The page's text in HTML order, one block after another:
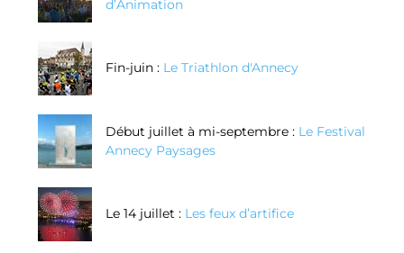
d’Animation
Fin-juin : Le Triathlon d'Annecy
Début juillet à mi-septembre : Le Festival
Annecy Paysages
Le 14 juillet : Les feux d’artifice